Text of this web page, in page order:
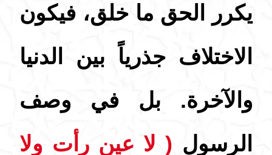
يكرر الحق ما خلق، فيكون
الاختلاف جذرياً بين الدنيا
والآخرة. بل في وصف
الرسول ( لا عين رأت ولا